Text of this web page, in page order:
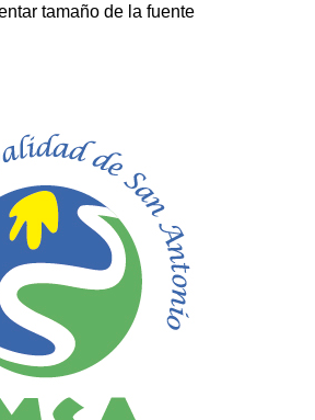
tamaño de la fuente